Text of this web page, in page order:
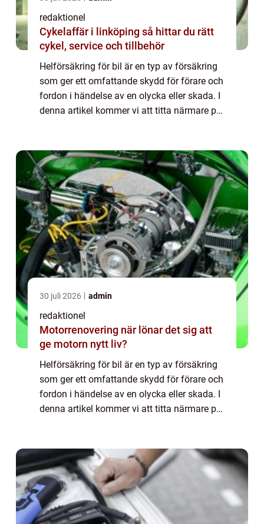
redaktionel
Cykelaffär i linköping så hittar du rätt
cykel, service och tillbehör
Helförsäkring för bil är en typ av försäkring
som ger ett omfattande skydd för förare och
fordon i händelse av en olycka eller skada. I
denna artikel kommer vi att titta närmare på
30 juli 2026 admin
redaktionel
Motorrenovering när lönar det sig att
ge motorn nytt liv?
Helförsäkring för bil är en typ av försäkring
som ger ett omfattande skydd för förare och
fordon i händelse av en olycka eller skada. I
denna artikel kommer vi att titta närmare på